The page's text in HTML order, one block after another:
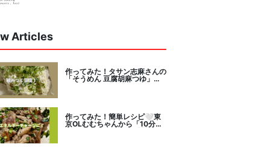
Articles
作ってみた！タサン志麻さんの
「そうめん 豆腐胡麻つゆ」を
作ってみた！簡単レシピ🤍東
京OLむむちゃんから「10分で